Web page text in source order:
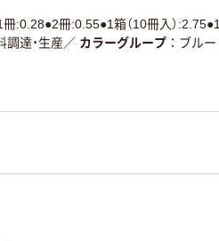
削減
部の商品詳細「アスクル商品環境スコ
冊:0.28●2冊:0.55●1箱（10冊入）:2.75●1
調達・生産／ カラーグループ
ブルー